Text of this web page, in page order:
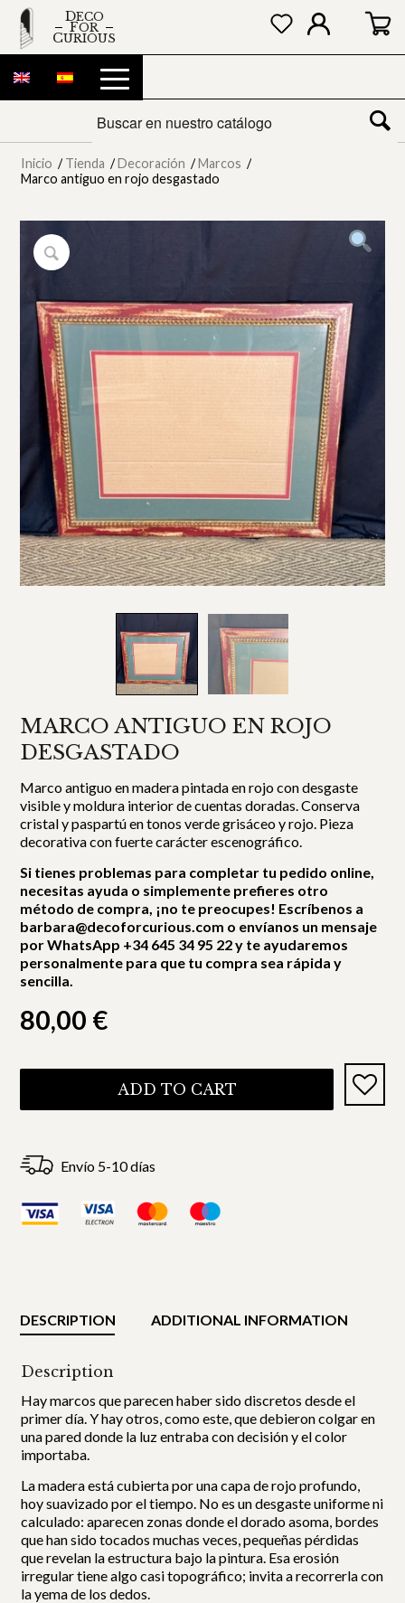
DECO
FOR
CURIOUS
Inicio / Tienda / Decoración / Marcos /
Marco antiguo en rojo desgastado
MARCO ANTIGUO EN ROJO
DESGASTADO
Marco antiguo en madera pintada en rojo con desgaste
visible y moldura interior de cuentas doradas. Conserva
cristal y paspartú en tonos verde grisáceo y rojo. Pieza
decorativa con fuerte carácter escenográfico.
Si tienes problemas para completar tu pedido online,
necesitas ayuda o simplemente prefieres otro
método de compra, ¡no te preocupes! Escríbenos a
barbara@decoforcurious.com o envíanos un mensaje
por WhatsApp +34 645 34 95 22 y te ayudaremos
personalmente para que tu compra sea rápida y
sencilla.
80,00 €
ADD TO CART
Envío 5-10 días
DESCRIPTION ADDITIONAL INFORMATION
Description
Hay marcos que parecen haber sido discretos desde el
primer día. Y hay otros, como este, que debieron colgar en
una pared donde la luz entraba con decisión y el color
importaba.
La madera está cubierta por una capa de rojo profundo,
hoy suavizado por el tiempo. No es un desgaste uniforme ni
calculado: aparecen zonas donde el dorado asoma, bordes
que han sido tocados muchas veces, pequeñas pérdidas
que revelan la estructura bajo la pintura. Esa erosión
irregular tiene algo casi topográfico; invita a recorrerla con
la yema de los dedos.